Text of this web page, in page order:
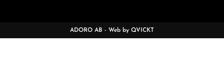
ADORO AB - Web by QVICKT